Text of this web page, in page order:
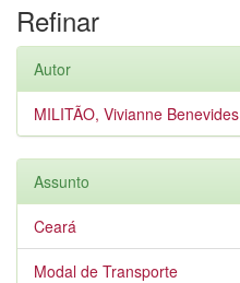
Refinar
Autor
MILITÃO, Vivianne Benevides
Assunto
Ceará
Modal de Transporte